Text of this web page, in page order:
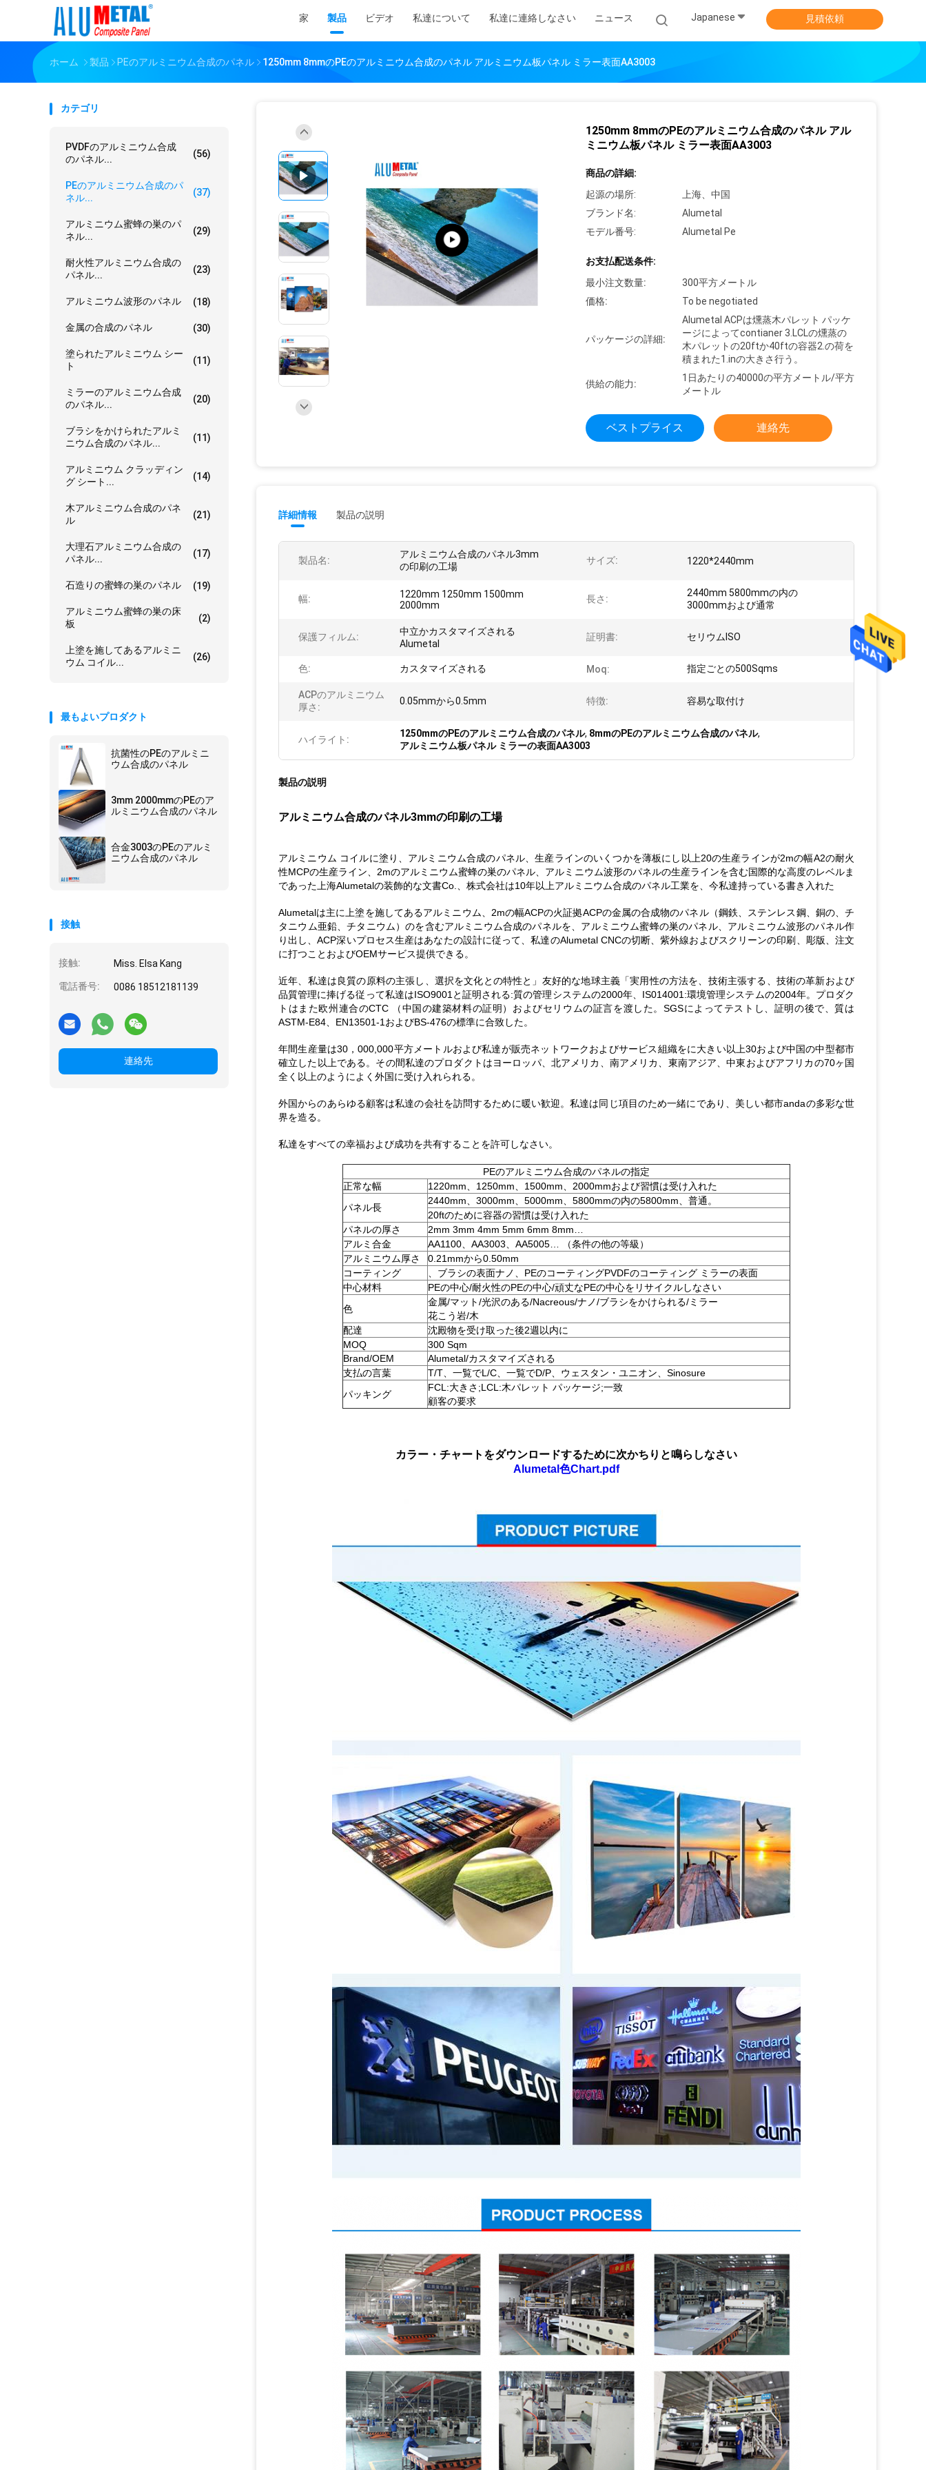
家 製品 ビデオ 私達について 私達に連絡しなさい ニュース Japanese 見積依頼
ホーム 製品 PEのアルミニウム合成のパネル 1250mm 8mmのPEのアルミニウム合成のパネル アルミニウム板パネル ミラー表面AA3003
カテゴリ
PVDFのアルミニウム合成
のパネル...
(56)
PEのアルミニウム合成のパ
ネル...
(37)
アルミニウム蜜蜂の巣のパ
ネル...
(29)
耐火性アルミニウム合成の
パネル...
(23)
アルミニウム波形のパネル (18)
金属の合成のパネル (30)
塗られたアルミニウム シー
ト
(11)
ミラーのアルミニウム合成
のパネル...
(20)
ブラシをかけられたアルミ
ニウム合成のパネル...
(11)
アルミニウム クラッディン
グ シート...
(14)
木アルミニウム合成のパネ
ル
(21)
大理石アルミニウム合成の
パネル...
(17)
石造りの蜜蜂の巣のパネル (19)
アルミニウム蜜蜂の巣の床
板
(2)
上塗を施してあるアルミニ
ウム コイル...
(26)
最もよいプロダクト
抗菌性のPEのアルミニ
ウム合成のパネル
3mm 2000mmのPEのア
ルミニウム合成のパネル
合金3003のPEのアルミ
ニウム合成のパネル
接触
接触: Miss. Elsa Kang
電話番号: 0086 18512181139
連絡先
1250mm 8mmのPEのアルミニウム合成のパネル アル
ミニウム板パネル ミラー表面AA3003
商品の詳細:
起源の場所:
上海、中国
ブランド名:
Alumetal
モデル番号:
Alumetal Pe
お支払配送条件:
最小注文数量:
300平方メートル
価格:
To be negotiated
パッケージの詳細:
Alumetal ACPは燻蒸木パレット パッケ
ージによってcontianer 3.LCLの燻蒸の
木パレットの20ftか40ftの容器2.の荷を
積まれた1.inの大きさ行う。
供給の能力:
1日あたりの40000の平方メートル/平方
メートル
ベストプライス 連絡先
詳細情報 製品の説明
製品名:
アルミニウム合成のパネル3mm
の印刷の工場
サイズ: 1220*2440mm
幅:
1220mm 1250mm 1500mm
2000mm
長さ:
2440mm 5800mmの内の
3000mmおよび通常
保護フィルム:
中立かカスタマイズされる
Alumetal
証明書: セリウムISO
色: カスタマイズされる Moq: 指定ごとの500Sqms
ACPのアルミニウム
厚さ:
0.05mmから0.5mm 特徴: 容易な取付け
ハイライト:
1250mmのPEのアルミニウム合成のパネル, 8mmのPEのアルミニウム合成のパネル,
アルミニウム板パネル ミラーの表面AA3003
製品の説明
アルミニウム合成のパネル3mmの印刷の工場
アルミニウム コイルに塗り、アルミニウム合成のパネル、生産ラインのいくつかを薄板にし以上20の生産ラインが2mの幅A2の耐火
性MCPの生産ライン、2mのアルミニウム蜜蜂の巣のパネル、アルミニウム波形のパネルの生産ラインを含む国際的な高度のレベルま
であった上海Alumetalの装飾的な文書Co.、株式会社は10年以上アルミニウム合成のパネル工業を、今私達持っている書き入れた
Alumetalは主に上塗を施してあるアルミニウム、2mの幅ACPの火証拠ACPの金属の合成物のパネル（鋼鉄、ステンレス鋼、銅の、チ
タニウム亜鉛、チタニウム）のを含むアルミニウム合成のパネルを、アルミニウム蜜蜂の巣のパネル、アルミニウム波形のパネル作
り出し、ACP深いプロセス生産はあなたの設計に従って、私達のAlumetal CNCの切断、紫外線およびスクリーンの印刷、彫版、注文
に打つことおよびOEMサービス提供できる。
近年、私達は良質の原料の主張し、選択を文化との特性と」友好的な地球主義「実用性の方法を、技術主張する、技術の革新および
品質管理に捧げる従って私達はISO9001と証明される:質の管理システムの2000年、IS014001:環境管理システムの2004年。プロダク
トはまた欧州連合のCTC （中国の建築材料の証明）およびセリウムの証言を渡した。SGSによってテストし、証明の後で、質は
ASTM-E84、EN13501-1およびBS-476の標準に合致した。
年間生産量は30，000,000平方メートルおよび私達が販売ネットワークおよびサービス組織をに大きい以上30および中国の中型都市
確立した以上である。その間私達のプロダクトはヨーロッパ、北アメリカ、南アメリカ、東南アジア、中東およびアフリカの70ヶ国
全く以上のようによく外国に受け入れられる。
外国からのあらゆる顧客は私達の会社を訪問するために暖い歓迎。私達は同じ項目のため一緒にであり、美しい都市andaの多彩な世
界を造る。
私達をすべての幸福および成功を共有することを許可しなさい。
PEのアルミニウム合成のパネルの指定
正常な幅
1220mm、1250mm、1500mm、2000mmおよび習慣は受け入れた
パネル長
2440mm、3000mm、5000mm、5800mmの内の5800mm、普通。
20ftのために容器の習慣は受け入れた
パネルの厚さ
2mm 3mm 4mm 5mm 6mm 8mm…
アルミ合金
AA1100、AA3003、AA5005… （条件の他の等級）
アルミニウム厚さ
0.21mmから0.50mm
コーティング
、ブラシの表面ナノ、PEのコーティングPVDFのコーティング ミラーの表面
中心材料
PEの中心/耐火性のPEの中心/頑丈なPEの中心をリサイクルしなさい
色
金属/マット/光沢のある/Nacreous/ナノ/ブラシをかけられる/ミラー
花こう岩/木
配達
沈殿物を受け取った後2週以内に
MOQ
300 Sqm
Brand/OEM
Alumetal/カスタマイズされる
支払の言葉
T/T、一覧でL/C、一覧でD/P、ウェスタン・ユニオン、Sinosure
パッキング
FCL:大きさ;LCL:木パレット パッケージ;一致
顧客の要求
カラー・チャートをダウンロードするために次かちりと鳴らしなさい
Alumetal色Chart.pdf